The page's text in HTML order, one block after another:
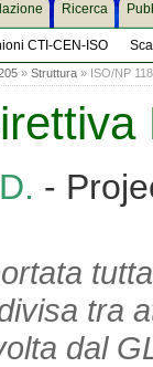
CTI-CEN-ISO
Ricerca
» Struttura » ISO/NP
-
tra
dal